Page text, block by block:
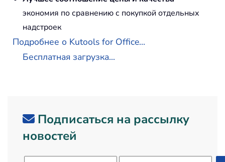
экономия по сравнению с покупкой отдельных
надстроек
Подробнее о Kutools for Office...
Бесплатная загрузка...
Подписаться на рассылку
новостей